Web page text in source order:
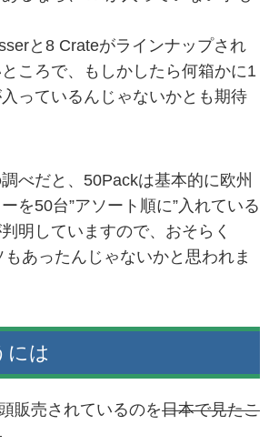
と8 Crateがラインナップされ
ころで、もしかしたら何箱かに1
っているんじゃないかとも期待
べだと、50Packは基本的に欧州
を50台”アソート順に”入れている
明していますので、おそらく
あったんじゃないかと思われま
には
販売されているのを日本で見たこ